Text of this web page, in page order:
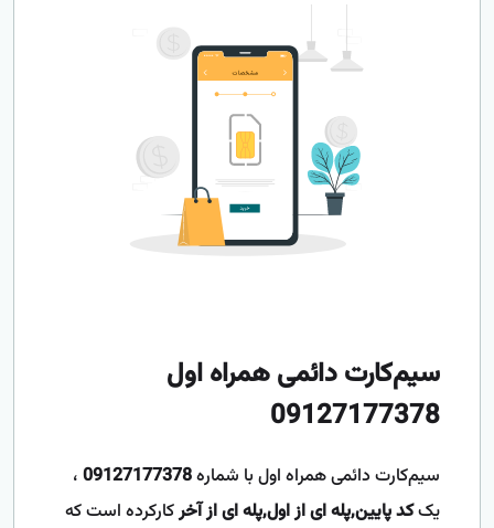
سیم‌کارت دائمی همراه اول
09127177378
سیم‌کارت دائمی همراه اول با شماره09127177378 ،
یککد پایین,پله ای از اول,پله ای از آخرکارکرده است که